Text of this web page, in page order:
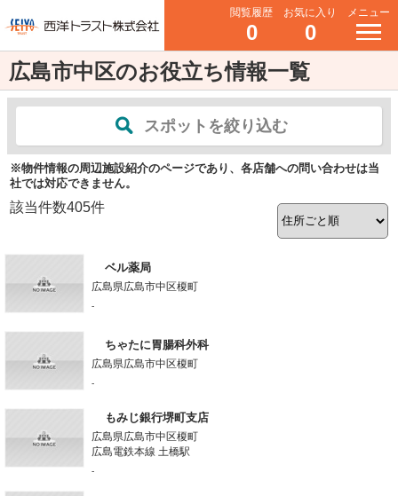
閲覧履歴
0
お気に入り
0
メニュー
広島市中区のお役立ち情報一覧
スポットを絞り込む
※物件情報の周辺施設紹介のページであり、各店舗への問い合わせは当
社では対応できません。
該当件数405件
ベル薬局
広島県広島市中区榎町
-
ちゃたに胃腸科外科
広島県広島市中区榎町
-
もみじ銀行堺町支店
広島県広島市中区榎町
広島電鉄本線 土橋駅
-